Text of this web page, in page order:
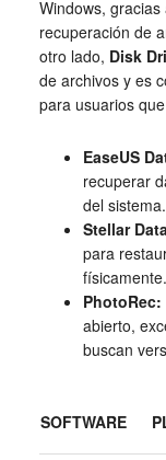
Windows,
recuperación de
otro lado, Disk
de archivos y es
para usuarios
EaseUS
recuperar
del sistema.
Stellar
para
físicamente.
PhotoRec:
abierto,
buscan
SOFTWARE